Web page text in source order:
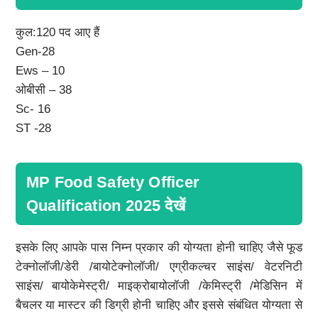
कुल:120 पद आए हैं
Gen-28
Ews – 10
ओबीसी – 38
Sc- 16
ST -28
MP Food Safety Officer
Qualification 2025 देखें
इसके लिए आपके पास निम्न प्रकार की योग्यता होनी चाहिए जैसे फूड
टेक्नोलॉजी/डेरी /बायोटेक्नोलॉजी/ एग्रीकल्चर साइंस/ वेटरनिटी
साइंस/ बायोकेमेस्ट्री/ माइक्रोबायोलॉजी /केमिस्ट्री /मेडिसिन में
बैचलर या मास्टर की डिग्री होनी चाहिए और इससे संबंधित योग्यता से